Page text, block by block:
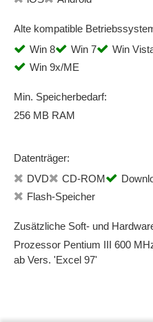
Alte kompatible
Win 8
Win 7 Win
Win 9x/ME
Min. Speicherbedarf:
256 MB RAM
Datenträger:
DVD
CD-ROM
Flash-Speicher
Zusätzliche Soft- und
Prozessor Pentium III 600
ab Vers. 'Excel 97'